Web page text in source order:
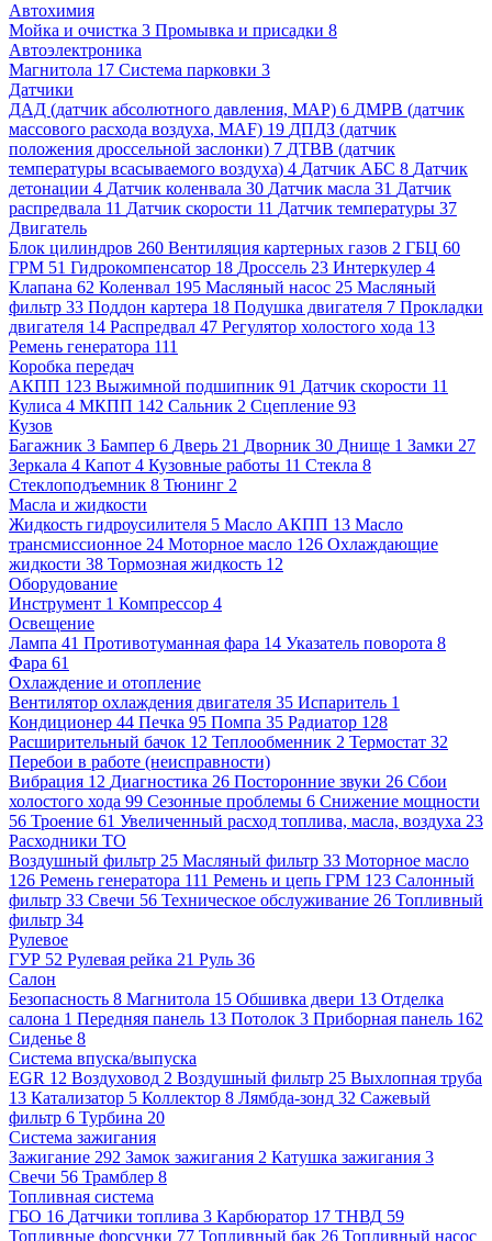
Автохимия
Мойка и очистка 3 Промывка и присадки 8
Автоэлектроника
Магнитола 17 Система парковки 3
Датчики
ДАД (датчик абсолютного давления, MAP) 6 ДМРВ (датчик
массового расхода воздуха, MAF) 19 ДПДЗ (датчик
положения дроссельной заслонки) 7 ДТВВ (датчик
температуры всасываемого воздуха) 4 Датчик АБС 8 Датчик
детонации 4 Датчик коленвала 30 Датчик масла 31 Датчик
распредвала 11 Датчик скорости 11 Датчик температуры 37
Двигатель
Блок цилиндров 260 Вентиляция картерных газов 2 ГБЦ 60
ГРМ 51 Гидрокомпенсатор 18 Дроссель 23 Интеркулер 4
Клапана 62 Коленвал 195 Масляный насос 25 Масляный
фильтр 33 Поддон картера 18 Подушка двигателя 7 Прокладки
двигателя 14 Распредвал 47 Регулятор холостого хода 13
Ремень генератора 111
Коробка передач
АКПП 123 Выжимной подшипник 91 Датчик скорости 11
Кулиса 4 МКПП 142 Сальник 2 Сцепление 93
Кузов
Багажник 3 Бампер 6 Дверь 21 Дворник 30 Днище 1 Замки 27
Зеркала 4 Капот 4 Кузовные работы 11 Стекла 8
Стеклоподъемник 8 Тюнинг 2
Масла и жидкости
Жидкость гидроусилителя 5 Масло АКПП 13 Масло
трансмиссионное 24 Моторное масло 126 Охлаждающие
жидкости 38 Тормозная жидкость 12
Оборудование
Инструмент 1 Компрессор 4
Освещение
Лампа 41 Противотуманная фара 14 Указатель поворота 8
Фара 61
Охлаждение и отопление
Вентилятор охлаждения двигателя 35 Испаритель 1
Кондиционер 44 Печка 95 Помпа 35 Радиатор 128
Расширительный бачок 12 Теплообменник 2 Термостат 32
Перебои в работе (неисправности)
Вибрация 12 Диагностика 26 Посторонние звуки 26 Сбои
холостого хода 99 Сезонные проблемы 6 Снижение мощности
56 Троение 61 Увеличенный расход топлива, масла, воздуха 23
Расходники ТО
Воздушный фильтр 25 Масляный фильтр 33 Моторное масло
126 Ремень генератора 111 Ремень и цепь ГРМ 123 Салонный
фильтр 33 Свечи 56 Техническое обслуживание 26 Топливный
фильтр 34
Рулевое
ГУР 52 Рулевая рейка 21 Руль 36
Салон
Безопасность 8 Магнитола 15 Обшивка двери 13 Отделка
салона 1 Передняя панель 13 Потолок 3 Приборная панель 162
Сиденье 8
Система впуска/выпуска
EGR 12 Воздуховод 2 Воздушный фильтр 25 Выхлопная труба
13 Катализатор 5 Коллектор 8 Лямбда-зонд 32 Сажевый
фильтр 6 Турбина 20
Система зажигания
Зажигание 292 Замок зажигания 2 Катушка зажигания 3
Свечи 56 Трамблер 8
Топливная система
ГБО 16 Датчики топлива 3 Карбюратор 17 ТНВД 59
Топливные форсунки 77 Топливный бак 26 Топливный насос